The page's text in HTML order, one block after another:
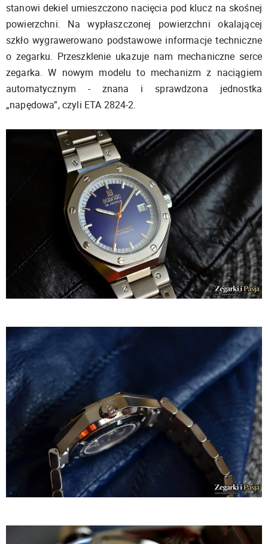
stanowi dekiel umieszczono nacięcia pod klucz na skośnej
powierzchni. Na wypłaszczonej powierzchni okalającej
szkło wygrawerowano podstawowe informacje techniczne
o zegarku. Przeszklenie ukazuje nam mechaniczne serce
zegarka. W nowym modelu to mechanizm z naciągiem
automatycznym - znana i sprawdzona jednostka
„napędowa”, czyli ETA 2824-2.